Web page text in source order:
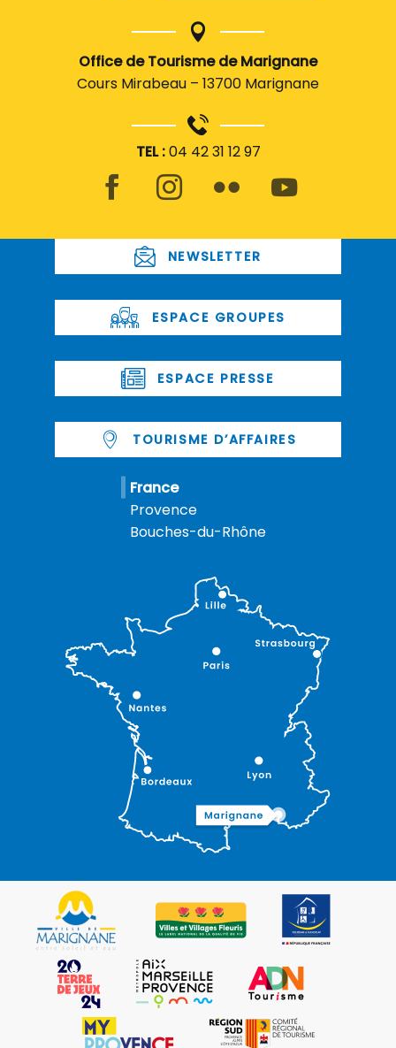
Office de Tourisme de Marignane
Cours Mirabeau – 13700 Marignane
TEL :04 42 31 12 97
NEWSLETTER
ESPACE GROUPES
ESPACE PRESSE
TOURISME D’AFFAIRES
France
Provence
Bouches-du-Rhône